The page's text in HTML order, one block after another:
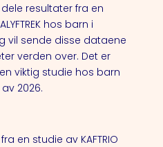
resultater fra en
hos barn i
vil sende disse dataene
verden over. Det er
viktig studie hos barn
2026.
en studie av KAFTRIO